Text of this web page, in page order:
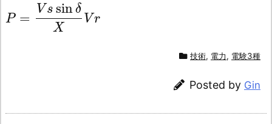
P =
V s sinδ
X
V r
技術, 電力, 電験3種
Posted by Gin